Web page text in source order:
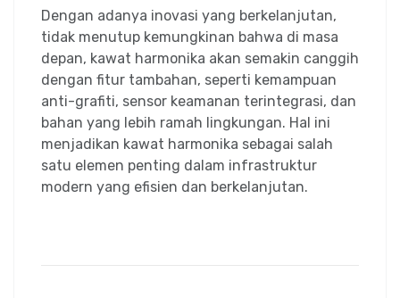
Dengan adanya inovasi yang berkelanjutan,
tidak menutup kemungkinan bahwa di masa
depan, kawat harmonika akan semakin canggih
dengan fitur tambahan, seperti kemampuan
anti-grafiti, sensor keamanan terintegrasi, dan
bahan yang lebih ramah lingkungan. Hal ini
menjadikan kawat harmonika sebagai salah
satu elemen penting dalam infrastruktur
modern yang efisien dan berkelanjutan.